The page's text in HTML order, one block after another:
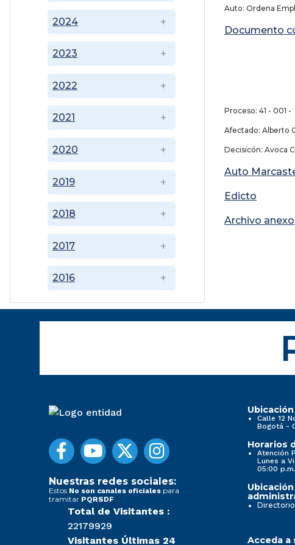
2016
2017
2018
2019
2020
2021
2022
2023
2024
Auto: Ordena
Documento
18
Proceso: 41 - 001
Afectado: Alberto
Decisicón: Avoca
Auto
Edicto
Archivo anexo
Nuestras redes sociales:
Estos No son canales oficiales para
tramitar PQRSDF
Total de Visitantes :
22179929
Visitantes Últimas 24
Calle 12
Bogotá -
Horarios
Atención
Lunes a
05:00 p.m.
Directorio
Acceda